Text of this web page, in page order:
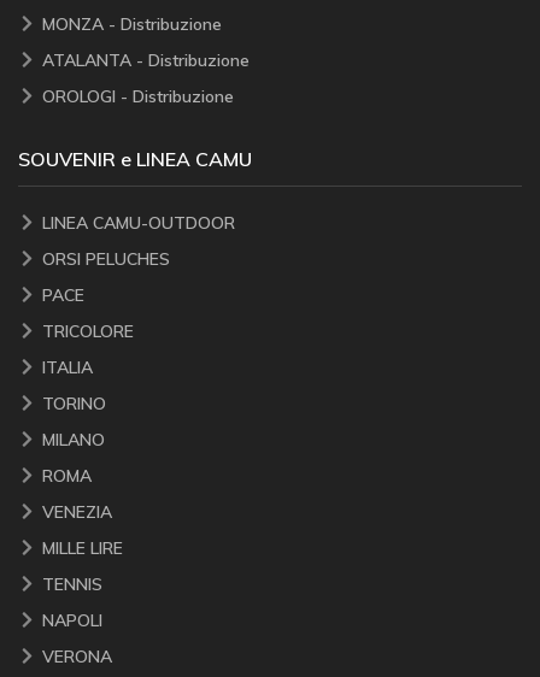
MONZA - Distribuzione
ATALANTA - Distribuzione
OROLOGI - Distribuzione
SOUVENIR e LINEA CAMU
LINEA CAMU-OUTDOOR
ORSI PELUCHES
PACE
TRICOLORE
ITALIA
TORINO
MILANO
ROMA
VENEZIA
MILLE LIRE
TENNIS
NAPOLI
VERONA